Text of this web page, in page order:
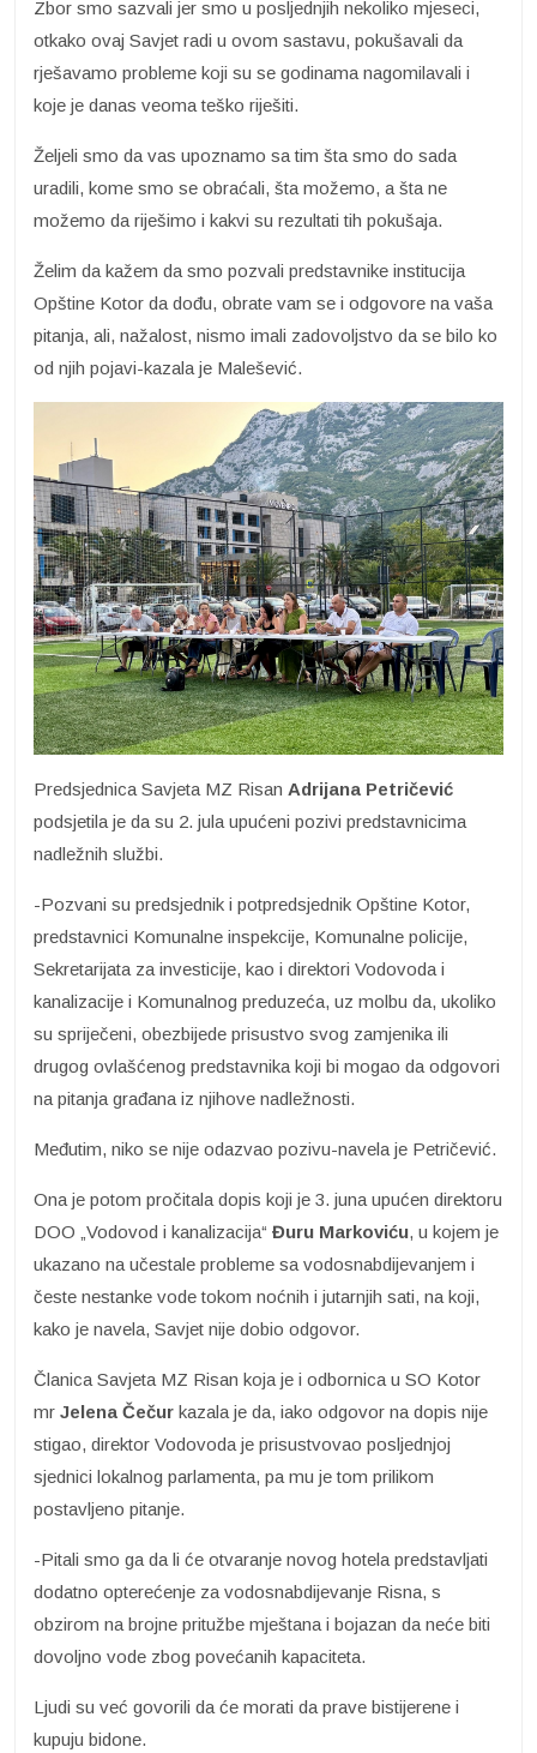
Zbor smo sazvali jer smo u posljednjih nekoliko mjeseci,
otkako ovaj Savjet radi u ovom sastavu, pokušavali da
rješavamo probleme koji su se godinama nagomilavali i
koje je danas veoma teško riješiti.
Željeli smo da vas upoznamo sa tim šta smo do sada
uradili, kome smo se obraćali, šta možemo, a šta ne
možemo da riješimo i kakvi su rezultati tih pokušaja.
Želim da kažem da smo pozvali predstavnike institucija
Opštine Kotor da dođu, obrate vam se i odgovore na vaša
pitanja, ali, nažalost, nismo imali zadovoljstvo da se bilo ko
od njih pojavi-kazala je Malešević.
Predsjednica Savjeta MZ Risan Adrijana Petričević
podsjetila je da su 2. jula upućeni pozivi predstavnicima
nadležnih službi.
-Pozvani su predsjednik i potpredsjednik Opštine Kotor,
predstavnici Komunalne inspekcije, Komunalne policije,
Sekretarijata za investicije, kao i direktori Vodovoda i
kanalizacije i Komunalnog preduzeća, uz molbu da, ukoliko
su spriječeni, obezbijede prisustvo svog zamjenika ili
drugog ovlašćenog predstavnika koji bi mogao da odgovori
na pitanja građana iz njihove nadležnosti.
Međutim, niko se nije odazvao pozivu-navela je Petričević.
Ona je potom pročitala dopis koji je 3. juna upućen direktoru
DOO „Vodovod i kanalizacija“ Đuru Markoviću, u kojem je
ukazano na učestale probleme sa vodosnabdijevanjem i
česte nestanke vode tokom noćnih i jutarnjih sati, na koji,
kako je navela, Savjet nije dobio odgovor.
Članica Savjeta MZ Risan koja je i odbornica u SO Kotor
mr Jelena Čečur kazala je da, iako odgovor na dopis nije
stigao, direktor Vodovoda je prisustvovao posljednjoj
sjednici lokalnog parlamenta, pa mu je tom prilikom
postavljeno pitanje.
-Pitali smo ga da li će otvaranje novog hotela predstavljati
dodatno opterećenje za vodosnabdijevanje Risna, s
obzirom na brojne pritužbe mještana i bojazan da neće biti
dovoljno vode zbog povećanih kapaciteta.
Ljudi su već govorili da će morati da prave bistijerene i
kupuju bidone.